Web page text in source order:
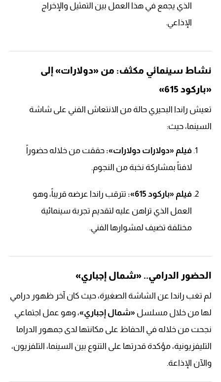
الذي يجمع في هذا العمل بين التمثيل والإخراج
الإذاعي.
نشاط سينمائي مكثف: من «دولارات» إلى
«باركود 615»
تعيش راندا البحيري حالة من الانتعاش الفني على شاشة
السينما، حيث:
فيلم «دولارات دولارات»: حققت من خلاله حضوراً
لافتاً بمشاركة نخبة من النجوم.
فيلم «باركود 615»:
تترقب راندا عرضه قريباً، وهو
العمل الذي تراهن عليه لتقديم تجربة سينمائية
مختلفة تضيف لمشوارها الفني.
الحضور الدرامي.. «شمال إجباري»
لم تغب راندا عن الشاشة الصغيرة، حيث كان آخر ظهور درامي
لها من خلال مسلسل «شمال إجباري»، وهو عمل اجتماعي
نجحت من خلاله في الحفاظ على مكانتها لدى جمهور الدراما
التليفزيونية، مؤكدة قدرتها على التنوع بين السينما، التلفزيون،
والآن الإذاعة.